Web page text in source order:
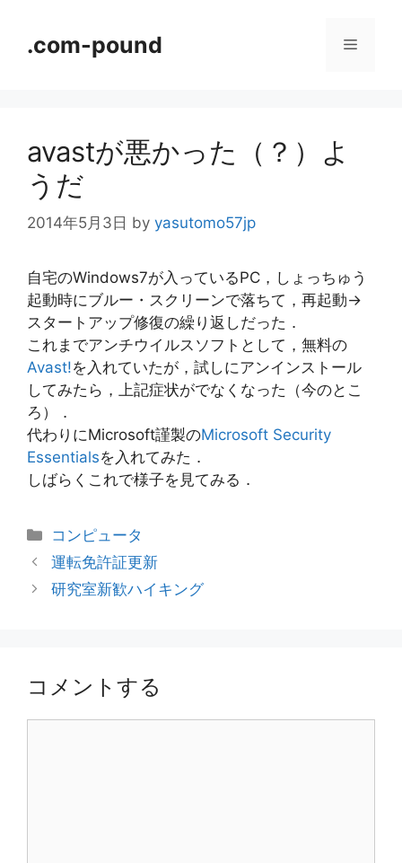
.com-pound メ
avastが悪かった（？）よ
うだ
2014年5月3日 by yasutomo57jp
自宅のWindows7が入っているPC，しょっちゅう
起動時にブルー・スクリーンで落ちて，再起動→
スタートアップ修復の繰り返しだった．
これまでアンチウイルスソフトとして，無料の
Avast!を入れていたが，試しにアンインストール
してみたら，上記症状がでなくなった（今のとこ
ろ）．
代わりにMicrosoft謹製のMicrosoft Security
Essentialsを入れてみた．
しばらくこれで様子を見てみる．
カ
テ
リ
コンピュータ
運転免許証更新
研究室新歓ハイキング
コメントする